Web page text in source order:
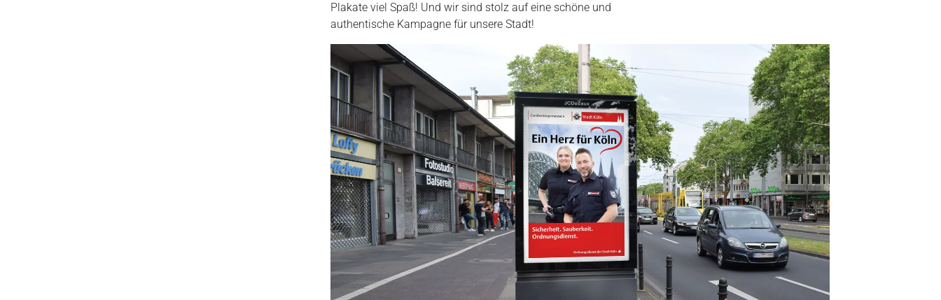
Plakate viel Spaß! Und wir sind stolz auf eine schöne und
authentische Kampagne für unsere Stadt!